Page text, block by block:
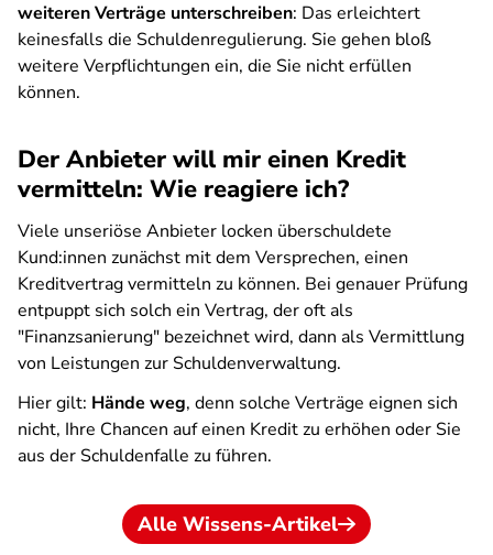
weiteren Verträge unterschreiben: Das erleichtert
keinesfalls die Schuldenregulierung. Sie gehen bloß
weitere Verpflichtungen ein, die Sie nicht erfüllen
können.
Der Anbieter will mir einen Kredit
vermitteln: Wie reagiere ich?
Viele unseriöse Anbieter locken überschuldete
Kund:innen zunächst mit dem Versprechen, einen
Kreditvertrag vermitteln zu können. Bei genauer Prüfung
entpuppt sich solch ein Vertrag, der oft als
"Finanzsanierung" bezeichnet wird, dann als Vermittlung
von Leistungen zur Schuldenverwaltung.
Hier gilt: Hände weg, denn solche Verträge eignen sich
nicht, Ihre Chancen auf einen Kredit zu erhöhen oder Sie
aus der Schuldenfalle zu führen.
Alle Wissens-Artikel